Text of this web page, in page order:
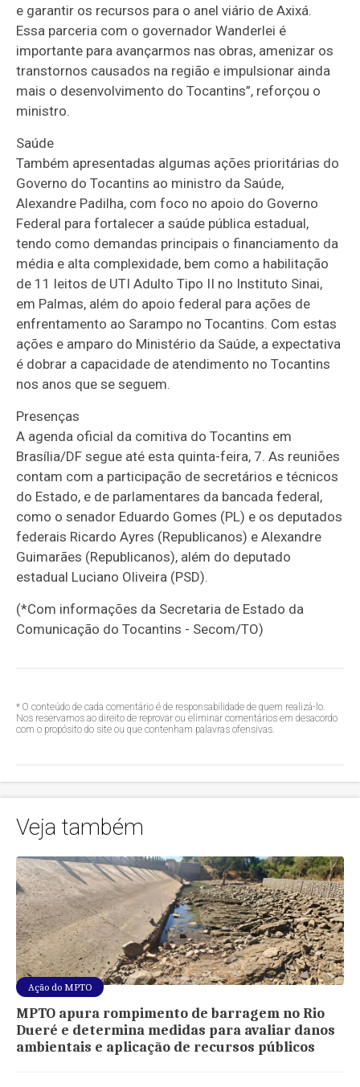
e garantir os recursos para o anel viário de Axixá.
Essa parceria com o governador Wanderlei é
importante para avançarmos nas obras, amenizar os
transtornos causados na região e impulsionar ainda
mais o desenvolvimento do Tocantins”, reforçou o
ministro.
Saúde
Também apresentadas algumas ações prioritárias do
Governo do Tocantins ao ministro da Saúde,
Alexandre Padilha, com foco no apoio do Governo
Federal para fortalecer a saúde pública estadual,
tendo como demandas principais o financiamento da
média e alta complexidade, bem como a habilitação
de 11 leitos de UTI Adulto Tipo II no Instituto Sinai,
em Palmas, além do apoio federal para ações de
enfrentamento ao Sarampo no Tocantins. Com estas
ações e amparo do Ministério da Saúde, a expectativa
é dobrar a capacidade de atendimento no Tocantins
nos anos que se seguem.
Presenças
A agenda oficial da comitiva do Tocantins em
Brasília/DF segue até esta quinta-feira, 7. As reuniões
contam com a participação de secretários e técnicos
do Estado, e de parlamentares da bancada federal,
como o senador Eduardo Gomes (PL) e os deputados
federais Ricardo Ayres (Republicanos) e Alexandre
Guimarães (Republicanos), além do deputado
estadual Luciano Oliveira (PSD).
(*Com informações da Secretaria de Estado da
Comunicação do Tocantins - Secom/TO)
* O conteúdo de cada comentário é de responsabilidade de quem realizá-lo.
Nos reservamos ao direito de reprovar ou eliminar comentários em desacordo
com o propósito do site ou que contenham palavras ofensivas.
Veja também
Ação do MPTO
MPTO apura rompimento de barragem no Rio
Dueré e determina medidas para avaliar danos
ambientais e aplicação de recursos públicos